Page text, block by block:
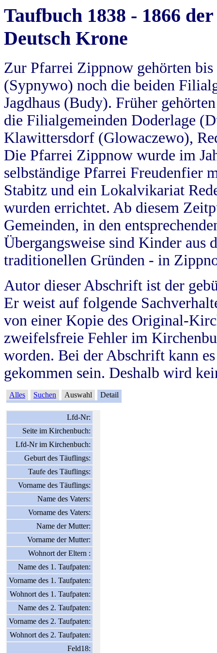
Taufbuch 1838 - 1866
Deutsch Krone
Zur Pfarrei Zippnow gehörten
(Sypnywo) noch die beiden
Jagdhaus (Budy). Früher
die Filialgemeinden Doderlage
Klawittersdorf (Glowaczewo),
Die Pfarrei Zippnow wurde im
selbständige Pfarrei Freudenfier
Stabitz und ein Lokalvikariat
wurden errichtet. Ab diesem
Gemeinden, in den
Übergangsweise sind Kinder aus
traditionellen Gründen - in
Autor dieser Abschrift ist der
Er weist auf folgende
von einer Kopie des Original-
zweifelsfreie Fehler im
worden. Bei der Abschrift kann
gekommen sein. Deshalb wird
Alles Suchen Auswahl Detail
Lfd-Nr:
Seite im Kirchenbuch:
Lfd-Nr im Kirchenbuch:
Geburt des Täuflings:
Taufe des Täuflings:
Vorname des Täuflings:
Name des Vaters:
Vorname des Vaters:
Name der Mutter:
Vorname der Mutter:
Wohnort der Eltern :
Name des 1. Taufpaten:
Vorname des 1. Taufpaten:
Wohnort des 1. Taufpaten:
Name des 2. Taufpaten:
Vorname des 2. Taufpaten:
Wohnort des 2. Taufpaten:
Feld18: